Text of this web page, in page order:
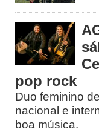
pop rock
Duo feminino
nacional e
boa música.